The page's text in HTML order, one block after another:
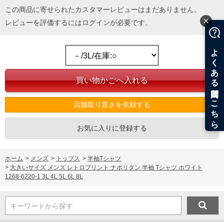
6L/160/84/160/64/27
8L/180/88/180/68/29
単位はcm
返品交換希望の方は、商品到着後1週間以内にご連絡ください。
下着(肌着)やワイシャツは商品の性質上、返品交換不可とさせて頂いております。予め
※【ボトムの裾上げをご希望の場合】
裾上げ料金は500円+税となります。
備考欄に股下●cmとご記入下さい。（裾上げ無料対象商品は1本につき税込6,000円以
上の品が対象。1本5,999円以下の商品は有料（500円+税）となります。）
出荷まで約1週間～20日間程お時間を頂く場合がございます。
尚、裾上げした商品は返品・交換不可となりますので、予めご了承下さい。
一部、お直しに対応出来ない商品がございます。(例：裾にファスナーや調節ひもが付
いている、極端なデザインが施されている等)
ください。
※当店での掲載商品は、実店鋪と在庫を共用しておりますので店頭での売り違い、店
舗からのお取り寄せ等により、お客様にご迷惑をお掛けしてしまう場合がございま
この商品に寄せられたカスタマーレビューはまだありません。
レビューを評価するにはログインが必要です。
店舗取り置きを依頼する
お気に入りに登録する
ホーム > メンズ > トップス > 半袖Tシャツ
> 大きいサイズ メンズ レトロプリント ナポリタン 半袖 Tシャツ ホワイト
1268-6220-1 3L 4L 5L 6L 8L
キーワードから探す